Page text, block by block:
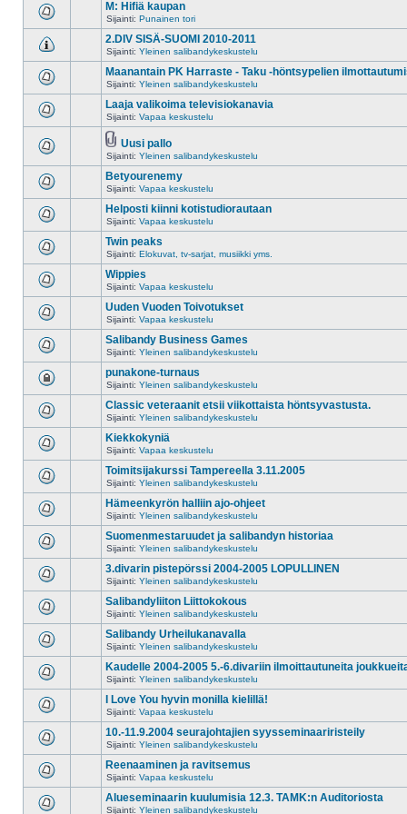
M: Hifiä kaupan
Sijainti: Punainen tori
2.DIV SISÄ-SUOMI 2010-2011
Sijainti: Yleinen salibandykeskustelu
Maanantain PK Harraste - Taku -höntsypelien
Sijainti: Yleinen salibandykeskustelu
Laaja valikoima televisiokanavia
Sijainti: Vapaa keskustelu
Uusi pallo
Sijainti: Yleinen salibandykeskustelu
Betyourenemy
Sijainti: Vapaa keskustelu
Helposti kiinni kotistudiorautaan
Sijainti: Vapaa keskustelu
Twin peaks
Sijainti: Elokuvat, tv-sarjat, musiikki yms.
Wippies
Sijainti: Vapaa keskustelu
Uuden Vuoden Toivotukset
Sijainti: Vapaa keskustelu
Salibandy Business Games
Sijainti: Yleinen salibandykeskustelu
punakone-turnaus
Sijainti: Yleinen salibandykeskustelu
Classic veteraanit etsii viikottaista höntsyvastusta.
Sijainti: Yleinen salibandykeskustelu
Kiekkokyniä
Sijainti: Vapaa keskustelu
Toimitsijakurssi Tampereella 3.11.2005
Sijainti: Yleinen salibandykeskustelu
Hämeenkyrön halliin ajo-ohjeet
Sijainti: Yleinen salibandykeskustelu
Suomenmestaruudet ja salibandyn historiaa
Sijainti: Yleinen salibandykeskustelu
3.divarin pistepörssi 2004-2005 LOPULLINEN
Sijainti: Yleinen salibandykeskustelu
Salibandyliiton Liittokokous
Sijainti: Yleinen salibandykeskustelu
Salibandy Urheilukanavalla
Sijainti: Yleinen salibandykeskustelu
Kaudelle 2004-2005 5.-6.divariin ilmoittautuneita
Sijainti: Yleinen salibandykeskustelu
I Love You hyvin monilla kielillä!
Sijainti: Vapaa keskustelu
10.-11.9.2004 seurajohtajien syysseminaariristeily
Sijainti: Yleinen salibandykeskustelu
Reenaaminen ja ravitsemus
Sijainti: Vapaa keskustelu
Alueseminaarin kuulumisia 12.3. TAMK:n Auditoriosta
Sijainti: Yleinen salibandykeskustelu